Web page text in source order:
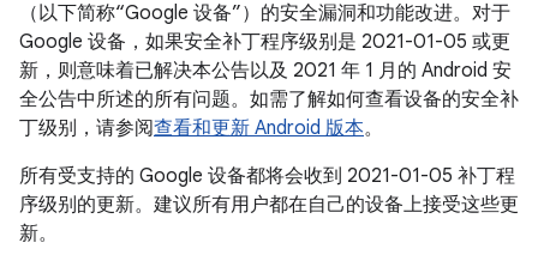
（以下简称“Google 设备”）的安全漏洞和功能改进。对于
Google 设备，如果安全补丁程序级别是 2021-01-05 或更
新，则意味着已解决本公告以及 2021 年 1 月的 Android 安
全公告中所述的所有问题。如需了解如何查看设备的安全补
丁级别，请参阅查看和更新 Android 版本。
所有受支持的 Google 设备都将会收到 2021-01-05 补丁程
序级别的更新。建议所有用户都在自己的设备上接受这些更
新。